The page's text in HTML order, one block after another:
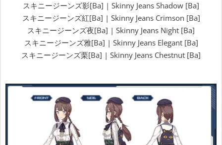
スキニージーンズ影[Ba] | Skinny Jeans Shadow [Ba]
スキニージーンズ紅[Ba] | Skinny Jeans Crimson [Ba]
スキニージーンズ夜[Ba] | Skinny Jeans Night [Ba]
スキニージーンズ雅[Ba] | Skinny Jeans Elegant [Ba]
スキニージーンズ栗[Ba] | Skinny Jeans Chestnut [Ba]